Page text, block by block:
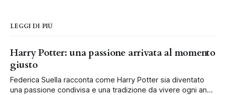
LEGGI DI PIÙ
Harry Potter: una passione arrivata al momento
giusto
Federica Suella racconta come Harry Potter sia diventato
una passione condivisa e una tradizione da vivere ogni anno